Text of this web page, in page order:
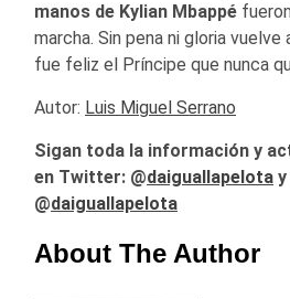
manos de Kylian Mbappé
marcha. Sin pena ni gloria vuelve
fue feliz el Príncipe que nunca
Autor: Luis Miguel Serrano
Sigan toda la información y
en Twitter: @daiguallapelota
@daiguallapelota
About The Author